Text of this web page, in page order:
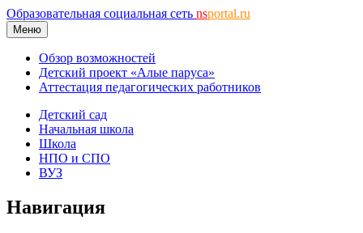
Образовательная социальная сеть nsportal.ru
Меню
Обзор возможностей
Детский проект «Алые паруса»
Аттестация педагогических работников
Детский сад
Начальная школа
Школа
НПО и СПО
ВУЗ
Навигация